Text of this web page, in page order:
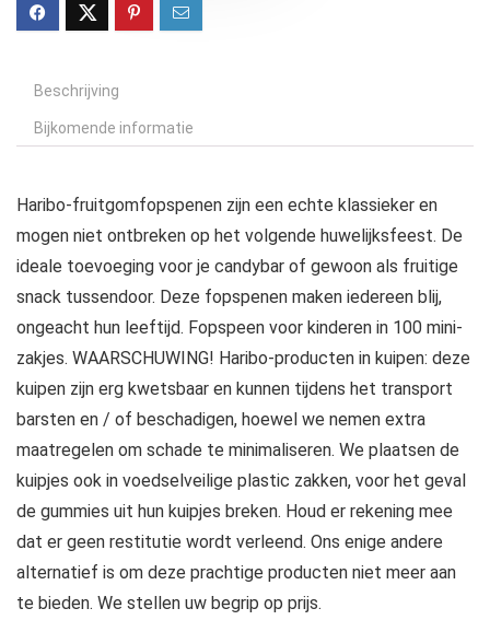
Beschrijving
Bijkomende informatie
Haribo-fruitgomfopspenen zijn een echte klassieker en
mogen niet ontbreken op het volgende huwelijksfeest. De
ideale toevoeging voor je candybar of gewoon als fruitige
snack tussendoor. Deze fopspenen maken iedereen blij,
ongeacht hun leeftijd. Fopspeen voor kinderen in 100 mini-
zakjes. WAARSCHUWING! Haribo-producten in kuipen: deze
kuipen zijn erg kwetsbaar en kunnen tijdens het transport
barsten en / of beschadigen, hoewel we nemen extra
maatregelen om schade te minimaliseren. We plaatsen de
kuipjes ook in voedselveilige plastic zakken, voor het geval
de gummies uit hun kuipjes breken. Houd er rekening mee
dat er geen restitutie wordt verleend. Ons enige andere
alternatief is om deze prachtige producten niet meer aan
te bieden. We stellen uw begrip op prijs.